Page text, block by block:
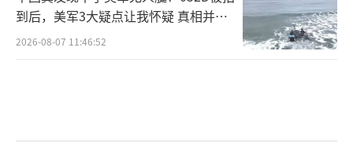
到后，美军3大疑点让我怀疑 真相并非
如此
2026-08-07 11:46:52